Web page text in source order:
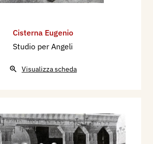
Cisterna Eugenio
Studio per Angeli
Visualizza scheda